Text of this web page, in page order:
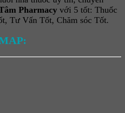
Pharmacy với 5 tốt: Thuốc
Tư Vấn Tốt, Chăm sóc Tốt.